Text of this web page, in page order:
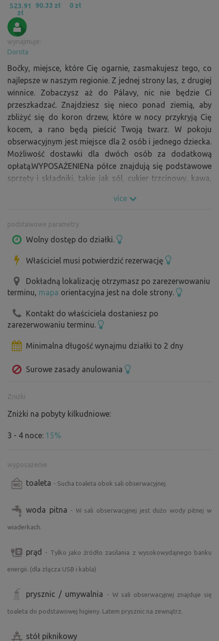
523.91
zł
90.33 zł 0 zł
wynajmuje:
Dorota
Bočky, miejsce, które Cię ogarnie, zasmakujesz tego, co
najlepsze w naszym regionie. Z jednej strony las, z drugiej
winnice. Zobaczysz aż do Pálavy, nic nie będzie Ci
przeszkadzać. Znajdziesz się nieco ponad ziemią, aby
zbliżyć się do koron drzew, które w nocy przykryją Cię
kocem, a rano będą pieścić Twoją twarz. W pokoju
obserwacyjnym jest miejsce dla 2 osób i jednego dziecka.
Możliwość dostawki dla dwóch osób za dodatkową
opłatą.WYPOSAŻENIENa półce znajdują się podstawowe
sprzęty i składniki, takie jak sól, cukier trzcinowy, kawa,
półce znajduje się garnek, prasa do kawy i herbaty, kubki,
otwieracz do wina. Na kuchence jednopłytowej można
przygotować prosty posiłek. Wszystko, od apteczki
Drobne urządzenia, takie jak komputer, telefon
komórkowy, tablet, można naładować dzięki wydajnemu
powerbankowiGOTOWOŚĆ I KOMFORT Zadbano o
pełne kaczego pierza i lniana pościel.
více
podstawowe parametry
Wolny dostęp do działki.
Właściciel musi potwierdzić rezerwację
Dokładną lokalizację otrzymasz po zarezerwowaniu
terminu, mapa orientacyjna jest na dole strony.
Kontakt do właściciela dostaniesz po
zarezerwowaniu terminu.
Minimalna długość wynajmu działki to 2 dny
Surowe zasady anulowania
Zniżki
Zniżki na pobyty kilkudniowe:
3 - 4 noce: 15%
wyposażenie
toaleta - Sucha toaleta obok sali obserwacyjnej
woda pitna - W sali obserwacyjnej jest dużo wody pitnej w
wiaderkach.
prąd - Tylko jako źródło zasilania z wysokowydajnego banku
energii. (dla złącza USB i kabla)
prysznic / umywalnia - W sali obserwacyjnej znajduje się
toaleta do podstawowej higieny. Latem prysznic na zewnątrz.
stół piknikowy